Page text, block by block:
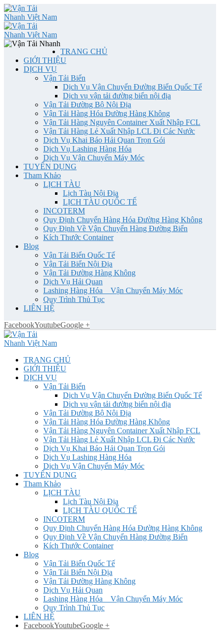
TRANG CHỦ
GIỚI THIỆU
DỊCH VỤ
Vận Tải Biển
Dịch Vụ Vận Chuyển Đường Biển Quốc Tế
Dịch vụ vận tải đường biển nội địa
Vận Tải Đường Bộ Nội Địa
Vận Tải Hàng Hóa Đường Hàng Không
Vận Tải Hàng Nguyên Container Xuất Nhập FCL
Vận Tải Hàng Lẻ Xuất Nhập LCL Đi Các Nước
Dịch Vụ Khai Báo Hải Quan Trọn Gói
Dịch Vụ Lashing Hàng Hóa
Dịch Vụ Vận Chuyển Máy Móc
TUYỂN DỤNG
Tham Khảo
LỊCH TÀU
Lịch Tàu Nội Địa
LỊCH TÀU QUỐC TẾ
INCOTERM
Quy Định Chuyển Hàng Hóa Đường Hàng Không
Quy Định Về Vận Chuyển Hàng Đường Biển
Kích Thước Container
Blog
Vận Tải Biển Quốc Tế
Vận Tải Biển Nội Địa
Vận Tải Đường Hàng Không
Dịch Vụ Hải Quan
Lashing Hàng Hóa _ Vận Chuyển Máy Móc
Quy Trình Thủ Tục
LIÊN HỆ
FacebookYoutubeGoogle +
TRANG CHỦ
GIỚI THIỆU
DỊCH VỤ
Vận Tải Biển
Dịch Vụ Vận Chuyển Đường Biển Quốc Tế
Dịch vụ vận tải đường biển nội địa
Vận Tải Đường Bộ Nội Địa
Vận Tải Hàng Hóa Đường Hàng Không
Vận Tải Hàng Nguyên Container Xuất Nhập FCL
Vận Tải Hàng Lẻ Xuất Nhập LCL Đi Các Nước
Dịch Vụ Khai Báo Hải Quan Trọn Gói
Dịch Vụ Lashing Hàng Hóa
Dịch Vụ Vận Chuyển Máy Móc
TUYỂN DỤNG
Tham Khảo
LỊCH TÀU
Lịch Tàu Nội Địa
LỊCH TÀU QUỐC TẾ
INCOTERM
Quy Định Chuyển Hàng Hóa Đường Hàng Không
Quy Định Về Vận Chuyển Hàng Đường Biển
Kích Thước Container
Blog
Vận Tải Biển Quốc Tế
Vận Tải Biển Nội Địa
Vận Tải Đường Hàng Không
Dịch Vụ Hải Quan
Lashing Hàng Hóa _ Vận Chuyển Máy Móc
Quy Trình Thủ Tục
LIÊN HỆ
FacebookYoutubeGoogle +